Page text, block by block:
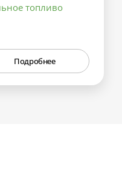
топливо
Подробнее